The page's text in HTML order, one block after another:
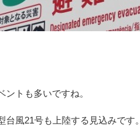
トも多いですね。
風21号も上陸する見込みです。